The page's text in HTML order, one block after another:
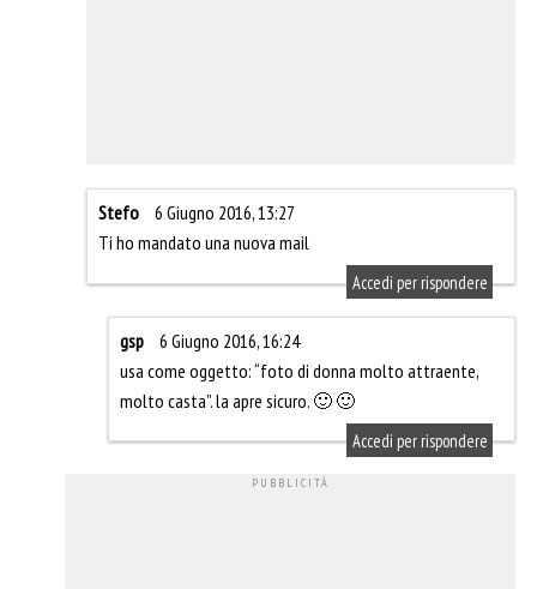
Stefo
6 Giugno 2016, 13:27
Ti ho mandato una nuova mail
Accedi per rispondere
gsp
6 Giugno 2016, 16:24
usa come oggetto: “foto di donna molto attraente,
molto casta”. la apre sicuro. 🙂 🙂
Accedi per rispondere